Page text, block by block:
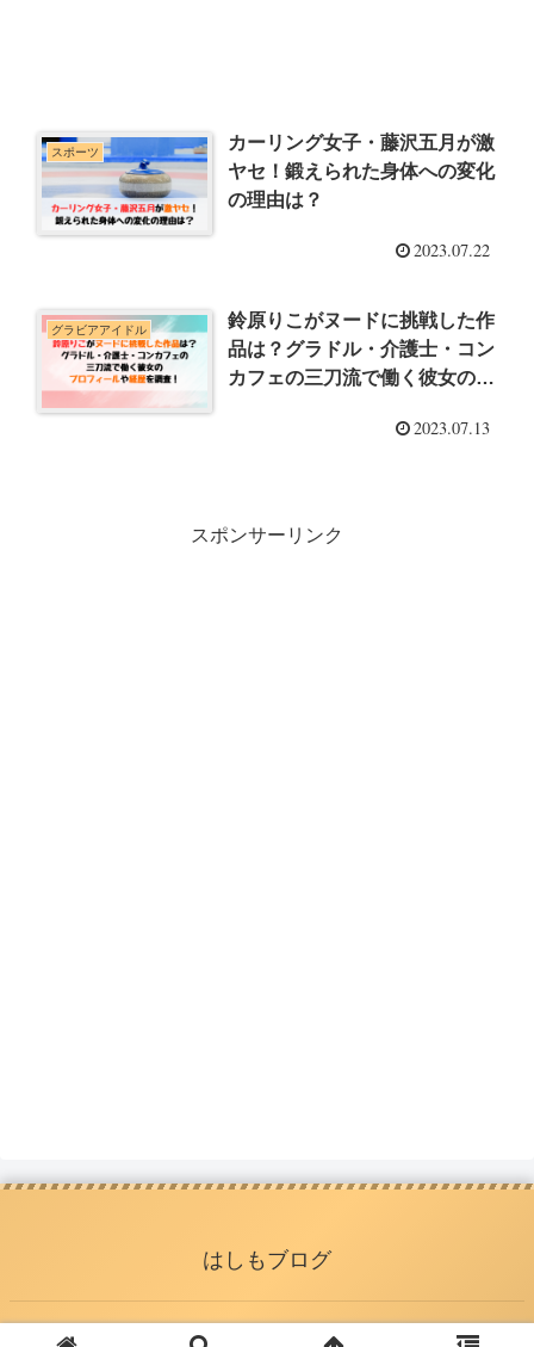
スポーツ
カーリング女子・藤沢五月が激
ヤセ！鍛えられた身体への変化
の理由は？
2023.07.22
グラビアアイドル
鈴原りこがヌードに挑戦した作
品は？グラドル・介護士・コン
カフェの三刀流で働く彼女のプ
2023.07.13
スポンサーリンク
はしもブログ